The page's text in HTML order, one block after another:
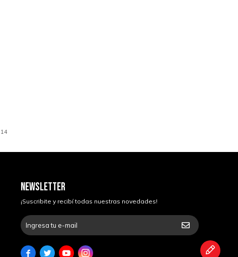
14
NEWSLETTER
¡Suscribite y recibí todas nuestras novedades!
   